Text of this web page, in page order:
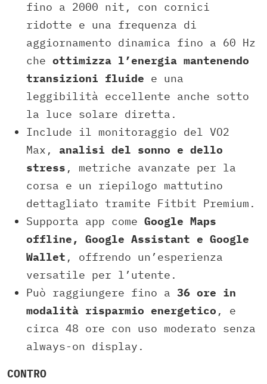
fino a 2000 nit, con cornici
ridotte e una frequenza di
aggiornamento dinamica fino a 60 Hz
che ottimizza l’energia mantenendo
transizioni fluide e una
leggibilità eccellente anche sotto
la luce solare diretta.
Include il monitoraggio del VO2
Max, analisi del sonno e dello
stress , metriche avanzate per la
corsa e un riepilogo mattutino
dettagliato tramite Fitbit Premium.
Supporta app come Google Maps
offline, Google Assistant e Google
Wallet , offrendo un’esperienza
versatile per l’utente.
Può raggiungere fino a 36 ore in
modalità risparmio energetico , e
circa 48 ore con uso moderato senza
always-on display.
CONTRO